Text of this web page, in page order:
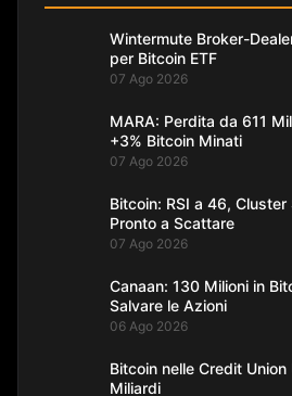
Wintermute Broker-
per Bitcoin ETF
07 Ago 2026
MARA: Perdita da 611
+3% Bitcoin Minati
07 Ago 2026
Bitcoin: RSI a 46,
Pronto a Scattare
07 Ago 2026
Canaan: 130 Milioni in
Salvare le Azioni
06 Ago 2026
Bitcoin nelle Credit
Miliardi